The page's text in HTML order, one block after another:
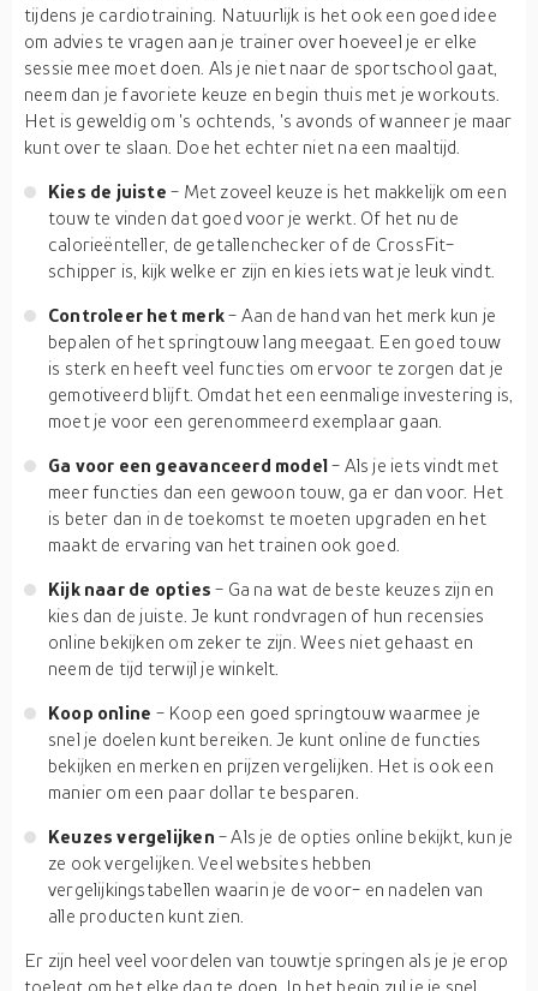
tijdens je cardiotraining. Natuurlijk is het ook een goed idee
om advies te vragen aan je trainer over hoeveel je er elke
sessie mee moet doen. Als je niet naar de sportschool gaat,
neem dan je favoriete keuze en begin thuis met je workouts.
Het is geweldig om 's ochtends, 's avonds of wanneer je maar
kunt over te slaan. Doe het echter niet na een maaltijd.
Kies de juiste- Met zoveel keuze is het makkelijk om een
touw te vinden dat goed voor je werkt. Of het nu de
calorieënteller, de getallenchecker of de CrossFit-
schipper is, kijk welke er zijn en kies iets wat je leuk vindt.
Controleer het merk- Aan de hand van het merk kun je
bepalen of het springtouw lang meegaat. Een goed touw
is sterk en heeft veel functies om ervoor te zorgen dat je
gemotiveerd blijft. Omdat het een eenmalige investering is,
moet je voor een gerenommeerd exemplaar gaan.
Ga voor een geavanceerd model- Als je iets vindt met
meer functies dan een gewoon touw, ga er dan voor. Het
is beter dan in de toekomst te moeten upgraden en het
maakt de ervaring van het trainen ook goed.
Kijk naar de opties- Ga na wat de beste keuzes zijn en
kies dan de juiste. Je kunt rondvragen of hun recensies
online bekijken om zeker te zijn. Wees niet gehaast en
neem de tijd terwijl je winkelt.
Koop online - Koop een goed springtouw waarmee je
snel je doelen kunt bereiken. Je kunt online de functies
bekijken en merken en prijzen vergelijken. Het is ook een
manier om een paar dollar te besparen.
Keuzes vergelijken - Als je de opties online bekijkt, kun je
ze ook vergelijken. Veel websites hebben
vergelijkingstabellen waarin je de voor- en nadelen van
alle producten kunt zien.
Er zijn heel veel voordelen van touwtje springen als je je erop
toelegt om het elke dag te doen. In het begin zul je je snel